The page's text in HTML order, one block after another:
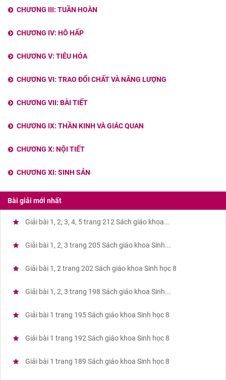
CHƯƠNG III: TUẦN HOÀN
CHƯƠNG IV: HÔ HẤP
CHƯƠNG V: TIÊU HÓA
CHƯƠNG VI: TRAO ĐỔI CHẤT VÀ NĂNG LƯỢNG
CHƯƠNG VII: BÀI TIẾT
CHƯƠNG IX: THẦN KINH VÀ GIÁC QUAN
CHƯƠNG X: NỘI TIẾT
CHƯƠNG XI: SINH SẢN
Bài giải mới nhất
Giải bài 1, 2, 3, 4, 5 trang 212 Sách giáo khoa...
Giải bài 1, 2, 3 trang 205 Sách giáo khoa Sinh...
Giải bài 1, 2 trang 202 Sách giáo khoa Sinh học 8
Giải bài 1, 2, 3 trang 198 Sách giáo khoa Sinh...
Giải bài 1 trang 195 Sách giáo khoa Sinh học 8
Giải bài 1 trang 192 Sách giáo khoa Sinh học 8
Giải bài 1 trang 189 Sách giáo khoa Sinh học 8